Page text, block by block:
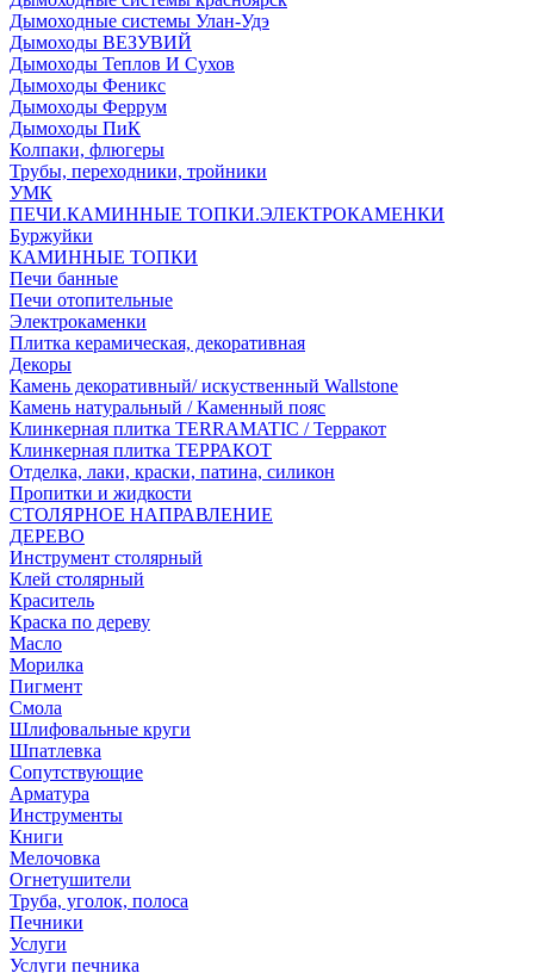
Дымоходные системы Улан-Удэ
Дымоходы ВЕЗУВИЙ
Дымоходы Теплов И Сухов
Дымоходы Феникс
Дымоходы Феррум
Дымоходы ПиК
Колпаки, флюгеры
Трубы, переходники, тройники
УМК
ПЕЧИ.КАМИННЫЕ ТОПКИ.ЭЛЕКТРОКАМЕНКИ
Буржуйки
КАМИННЫЕ ТОПКИ
Печи банные
Печи отопительные
Электрокаменки
Плитка керамическая, декоративная
Декоры
Камень декоративный/ искуственный Wallstone
Камень натуральный / Каменный пояс
Клинкерная плитка TERRAMATIC / Терракот
Клинкерная плитка ТЕРРАКОТ
Отделка, лаки, краски, патина, силикон
Пропитки и жидкости
СТОЛЯРНОЕ НАПРАВЛЕНИЕ
ДЕРЕВО
Инструмент столярный
Клей столярный
Краситель
Краска по дереву
Масло
Морилка
Пигмент
Смола
Шлифовальные круги
Шпатлевка
Сопутствующие
Арматура
Инструменты
Книги
Мелочовка
Огнетушители
Труба, уголок, полоса
Печники
Услуги
Услуги печника